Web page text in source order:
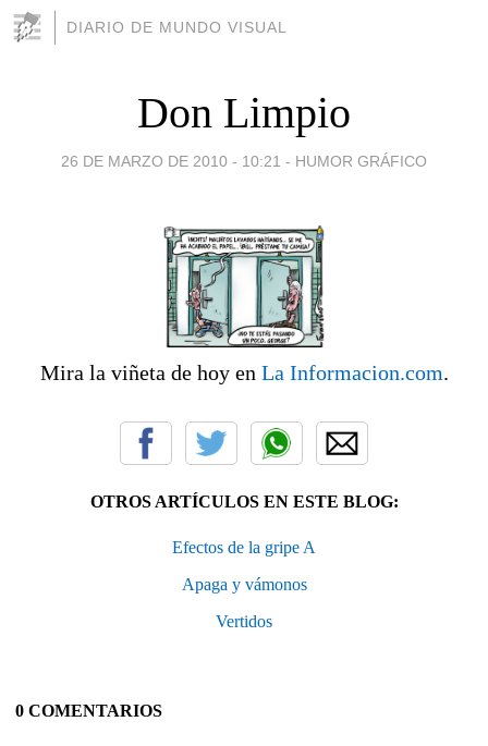
DIARIO DE MUNDO VISUAL
Don Limpio
26 DE MARZO DE 2010 - 10:21 - HUMOR GRÁFICO
Mira la viñeta de hoy en La Informacion.com.
OTROS ARTÍCULOS EN ESTE BLOG:
Efectos de la gripe A
Apaga y vámonos
Vertidos
0 COMENTARIOS